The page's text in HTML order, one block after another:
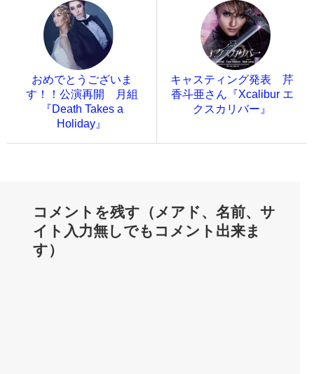
おめでとうございま
す！！公演再開 月組
『Death Takes a
Holiday』
キャスティング発表 芹
香斗亜さん『Xcalibur エ
クスカリバー』
コメントを残す（メアド、名前、サ
イト入力無しでもコメント出来ま
す）